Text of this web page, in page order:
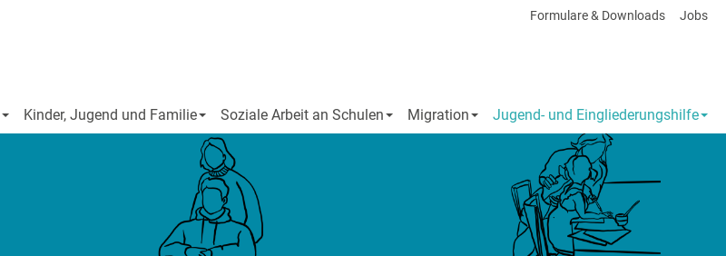
Formulare & Downloads Jobs
Kinder, Jugend und Familie Soziale Arbeit an Schulen Migration Jugend- und Eingliederungshilfe